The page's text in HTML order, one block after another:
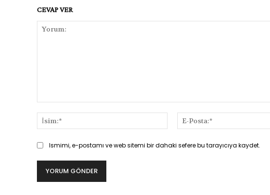
CEVAP VER
İsim:*
Ismimi, e-postamı ve web sitemi bir dahaki sefere bu tarayıcıya kaydet.